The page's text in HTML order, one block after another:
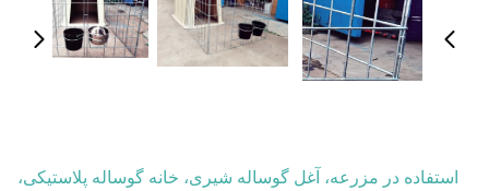
استفاده در مزرعه، آغل گوساله شیری، خانه گوساله پلاستیکی،